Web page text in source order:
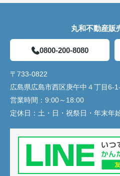
丸和不動産販
0800-200-8080
〒733-0822
広島県広島市西区庚午中４丁目6-
営業時間： 9:00～18:00
定休日： 土・日・祝祭日・年末年